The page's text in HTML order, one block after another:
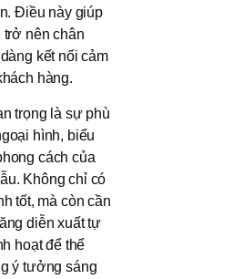
Điều này giúp
trở nên chân
kết nối cảm
hàng.
trọng là sự phù
hình, biểu
cách của
Không chỉ có
tốt, mà còn cần
diễn xuất tự
hoạt để thể
ý tưởng sáng